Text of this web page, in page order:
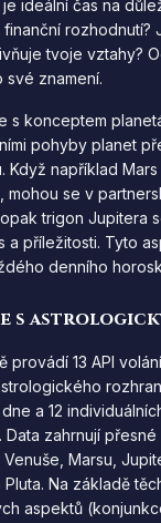
ideální čas na
rozhodnutí?
tvoje vztahy?
znamení.
s konceptem
pohyby planet
Když například
mohou se v
trigon Jupitera
a příležitosti. Tyto
denního
s
provádí 13 API
a 12
Data zahrnují
Marsu,
Na základě
aspektů